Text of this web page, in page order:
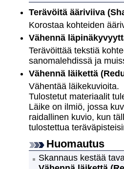
Terävöitä ääriviiva
Korostaa kohteiden
Vähennä
Terävöittää tekstiä
sanomalehdissä ja
Vähennä läikettä
Vähentää läikekuvioita.
Tulostetut materiaalit
Läike on ilmiö, jossa
raidallinen kuvio, kun
tulostettua
Huomautus
Skannaus kestää